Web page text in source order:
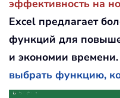
эффективность на
Excel предлагает
функций для
и экономии времени.
выбрать функцию,